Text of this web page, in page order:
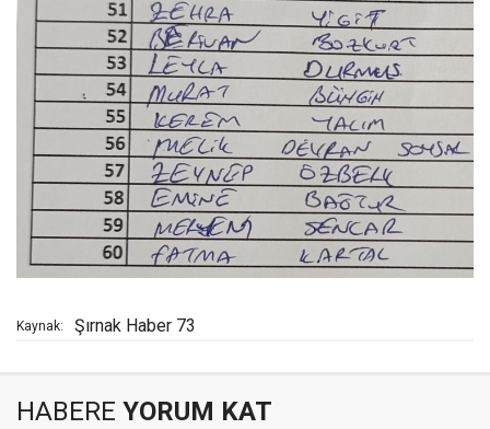
Kaynak: Şırnak Haber 73
HABERE YORUM KAT